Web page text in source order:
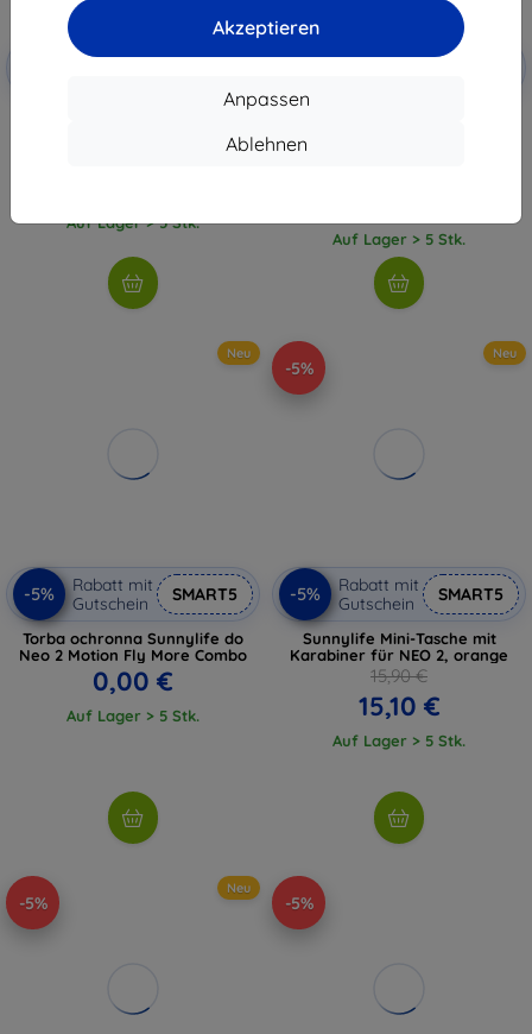
Akzeptieren
Anpassen
Ablehnen
Rabatt
Auf Lager > 5 Stk.
Galaxy M53 5G M536 Hybrid-
Panzerglas Lite (5903108497435)
Auf Lager > 5 Stk.
Neu
-5%
Rabatt mit
Gutschein
SMART5
Torba ochronna Sunnylife do
Neo 2 Motion Fly More Combo
0,00 €
Auf Lager > 5 Stk.
-5%
Neu
-5%
Rabatt mit
Gutschein
SMART5
Sunnylife Mini-Tasche mit
Karabiner für NEO 2, orange
15,90 €
15,10 €
Auf Lager > 5 Stk.
-5%
Neu
-5%